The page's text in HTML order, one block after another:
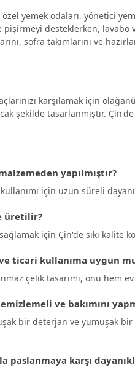
yemek odaları, yönetici
desteklerken,
sofra takımlarını ve
karşılamak için
şekilde tasarlanmıştır.
yapılmıştır?
için uzun süreli
üretilir?
için Çin'de sıkı kalite
ticari kullanıma uygun
çelik tasarımı, onu hem
ve bakımını
bir deterjan ve yumuşak
paslanmaya karşı